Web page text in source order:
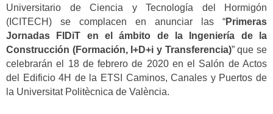
Universitario de Ciencia y Tecnología del Hormigón
(ICITECH) se complacen en anunciar las “Primeras
Jornadas FIDiT en el ámbito de la Ingeniería de la
Construcción (Formación, I+D+i y Transferencia)” que se
celebrarán el 18 de febrero de 2020 en el Salón de Actos
del Edificio 4H de la ETSI Caminos, Canales y Puertos de
la Universitat Politècnica de València.